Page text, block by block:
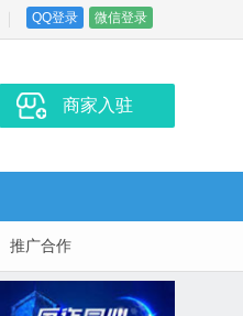
QQ登录 微信登录
商家入驻
推广合作